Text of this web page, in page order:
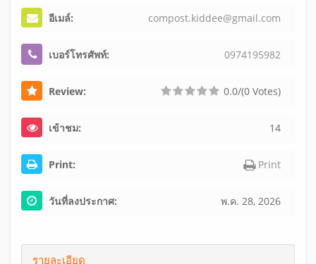
อีเมล์: compost.kiddee@gmail.com
เบอร์โทรศัพท์: 0974195982
Review: 0.0/(0 Votes)
เข้าชม: 14
Print: Print
วันที่ลงประกาศ: พ.ค. 28, 2026
รายละเอียด